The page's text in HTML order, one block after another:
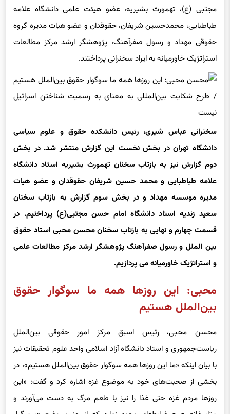
مجتبی (ع)، تهمورث بشیریه، عضو هیئت علمی دانشگاه علامه
طباطبایی، محمدحسین شریفان، حقوقدان و عضو هیات مدیره گروه
حقوقی مهداد و رسول صفرآهنگ، پژوهشگر ارشد مرکز مطالعات
استراتژیک خاورمیانه به ایراد سخنرانی پرداختند.
سخنرانی عباس شیری، رئیس دانشکده حقوق و علوم سیاسی
دانشگاه تهران در بخش نخست این گزارش منتشر شد. در بخش
دوم گزارش نیز به بازتاب سخنان تهمورث بشیریه استاد دانشگاه
علامه طباطبایی و محمد حسین شریفان حقوقدان و عضو هیات
مدیره موسسه مهداد و در بخش سوم گزارش به بازتاب سخنان
سعید زندیه استاد دانشگاه امام حسن مجتبی(ع) پرداختیم. در
قسمت چهارم و نهایی به بازتاب سخنان محسن محبی استاد حقوق
بین الملل و رسول صفرآهنگ پژوهشگر ارشد مرکز مطالعات علمی
و استراتژیک خاورمیانه می پردازیم.
محبی: این روزها همه ما سوگوار حقوق
بین‌الملل هستیم
محسن محبی، رئیس اسبق مرکز امور حقوقی بین‌الملل
ریاست‌جمهوری و استاد دانشگاه آزاد اسلامی واحد علوم تحقیقات نیز
با بیان اینکه «ما این روزها همه سوگوار حقوق بین‌الملل هستیم»، در
بخشی از صحبت‌های خود به موضوع غزه اشاره کرد و گفت: «این
روزها مردم غزه حتی غذا را نیز با طعم مرگ به دست می‌آورند و